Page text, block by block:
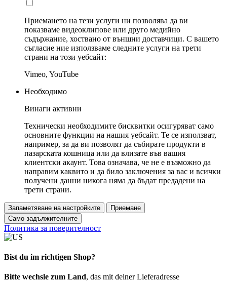
Приемането на тези услуги ни позволява да ви
показваме видеоклипове или друго медийно
съдържание, хоствано от външни доставчици. С вашето
съгласие ние използваме следните услуги на трети
страни на този уебсайт:
Vimeo, YouTube
Необходимо
Винаги активни
Технически необходимите бисквитки осигуряват само
основните функции на нашия уебсайт. Те се използват,
например, за да ви позволят да събирате продукти в
пазарската кошница или да влизате във вашия
клиентски акаунт. Това означава, че не е възможно да
направим каквито и да било заключения за вас и всички
получени данни никога няма да бъдат предадени на
трети страни.
Запаметяване на настройките
Приемане
Само задължителните
Политика за поверителност
Bist du im richtigen Shop?
Bitte wechsle zum Land, das mit deiner Lieferadresse